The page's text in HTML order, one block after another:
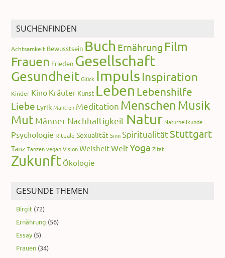
SUCHENFINDEN
Achtsamkeit Bewusstsein Buch Ernährung Film
Frauen Frieden Gesellschaft
Gesundheit Glück Impuls Inspiration
Kinder Kino Kräuter Kunst Leben Lebenshilfe
Liebe Lyrik Mantren Meditation Menschen Musik
Mut MännerNachhaltigkeit Natur Naturheilkunde
Psychologie Rituale Sexualität Sinn SpiritualitätStuttgart
Tanz Tanzen vegan Vision WeisheitWeltYoga Zitat
Zukunft Ökologie
GESUNDE THEMEN
Birgit (72)
Ernährung (56)
Essay (5)
Frauen (34)